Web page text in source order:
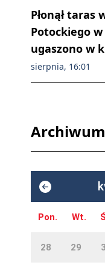
Płonął taras
Potockiego w
ugaszono w
sierpnia, 16:01
Archiwum
Pon. Wt.
28 29